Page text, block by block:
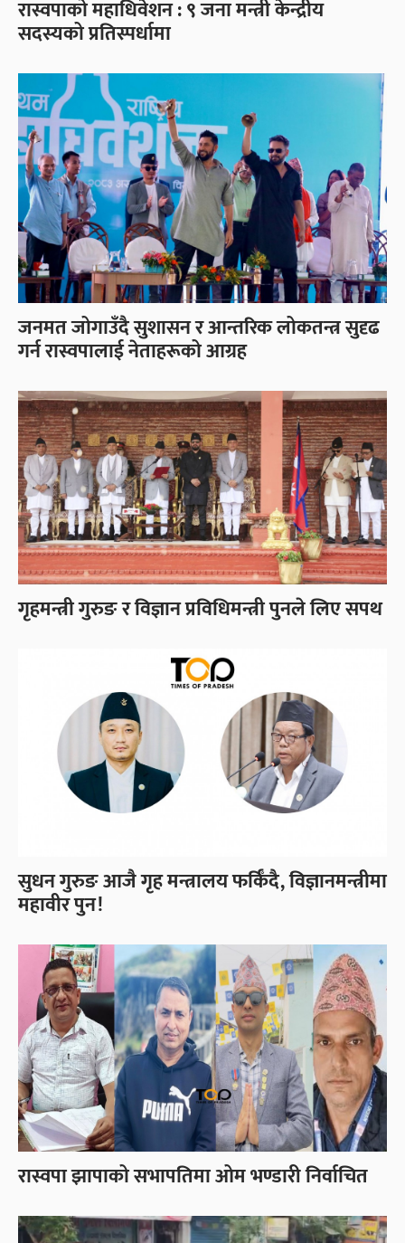
रास्वपाको महाधिवेशन : ९ जना मन्त्री केन्द्रीय
सदस्यको प्रतिस्पर्धामा
जनमत जोगाउँदै सुशासन र आन्तरिक लोकतन्त्र सुदृढ
गर्न रास्वपालाई नेताहरूको आग्रह
गृहमन्त्री गुरुङ र विज्ञान प्रविधिमन्त्री पुनले लिए सपथ
सुधन गुरुङ आजै गृह मन्त्रालय फर्किँदै, विज्ञानमन्त्रीमा
महावीर पुन!
रास्वपा झापाको सभापतिमा ओम भण्डारी निर्वाचित